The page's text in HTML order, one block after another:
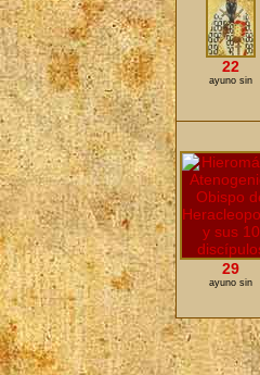
22
ayuno sin
29
ayuno sin